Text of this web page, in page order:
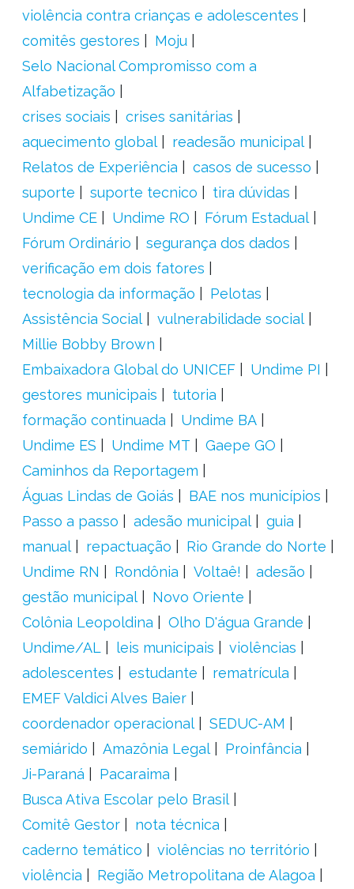
violência contra crianças e adolescentes
comitês gestores
Moju
Selo Nacional Compromisso com a
Alfabetização
crises sociais
crises sanitárias
aquecimento global
readesão municipal
Relatos de Experiência
casos de sucesso
suporte
suporte tecnico
tira dúvidas
Undime CE
Undime RO
Fórum Estadual
Fórum Ordinário
segurança dos dados
verificação em dois fatores
tecnologia da informação
Pelotas
Assistência Social
vulnerabilidade social
Millie Bobby Brown
Embaixadora Global do UNICEF
Undime PI
gestores municipais
tutoria
formação continuada
Undime BA
Undime ES
Undime MT
Gaepe GO
Caminhos da Reportagem
Águas Lindas de Goiás
BAE nos municípios
Passo a passo
adesão municipal
guia
manual
repactuação
Rio Grande do Norte
Undime RN
Rondônia Voltaê!
adesão
gestão municipal
Novo Oriente
Colônia Leopoldina
Olho D'água Grande
Undime/AL
leis municipais
violências
adolescentes
estudante
rematrícula
EMEF Valdici Alves Baier
coordenador operacional
SEDUC-AM
semiárido
Amazônia Legal
Proinfância
Ji-Paraná
Pacaraima
Busca Ativa Escolar pelo Brasil
Comitê Gestor
nota técnica
caderno temático
violências no território
violência
Região Metropolitana de Alagoa